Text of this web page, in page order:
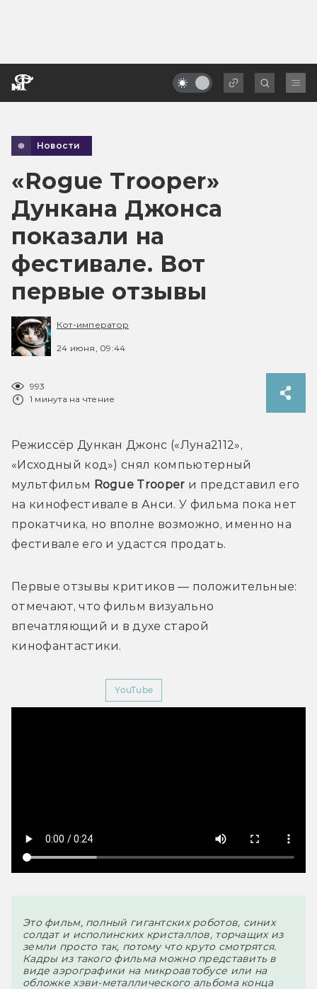
Новости
«Rogue Trooper»
Дункана Джонса
показали на
фестивале. Вот
первые отзывы
Кот-император
24 июня, 09:44
993
1 минута на чтение
Режиссёр Дункан Джонс («Луна2112»,
«Исходный код») снял компьютерный
мультфильм Rogue Trooper и представил его
на кинофестивале в Анси. У фильма пока нет
прокатчика, но вполне возможно, именно на
фестивале его и удастся продать.
Первые отзывы критиков — положительные:
отмечают, что фильм визуально
впечатляющий и в духе старой
кинофантастики.
YouTube
видео
Почему-
Это фильм, полный гигантских роботов, синих
солдат и исполинских кристаллов, торчащих из
земли просто так, потому что круто смотрятся.
Кадры из такого фильма можно представить в
виде аэрографики на микроавтобусе или на
обложке хэви-металлического альбома конца